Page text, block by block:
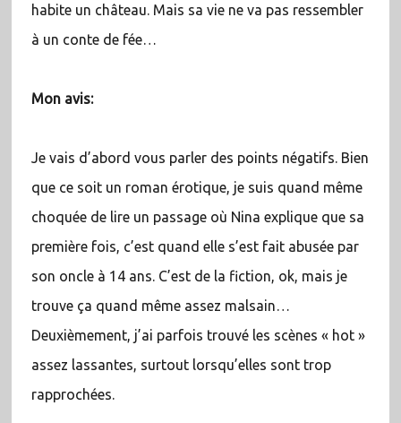
habite un château. Mais sa vie ne va pas ressembler
à un conte de fée…
Mon avis:
Je vais d’abord vous parler des points négatifs. Bien
que ce soit un roman érotique, je suis quand même
choquée de lire un passage où Nina explique que sa
première fois, c’est quand elle s’est fait abusée par
son oncle à 14 ans. C’est de la fiction, ok, mais je
trouve ça quand même assez malsain…
Deuxièmement, j’ai parfois trouvé les scènes « hot »
assez lassantes, surtout lorsqu’elles sont trop
rapprochées.